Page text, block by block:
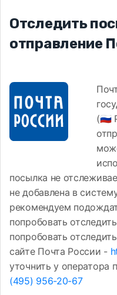
Отследить
отправление
(🇷🇺
посылка не
не добавлена в
рекомендуем
попробовать
попробовать
сайте Почта России -
уточнить у оператора
(495) 956-20-67